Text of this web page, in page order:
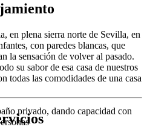
en plena sierra norte de Sevilla, en
con paredes blancas, que
la sensación de volver al pasado.
su sabor de esa casa de nuestros
todas las comodidades de una casa
privado, dando capacidad con